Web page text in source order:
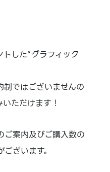
した“グラフィック
制ではございませんの
ただけます！
案内及びご購入数の
ざいます。